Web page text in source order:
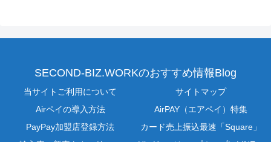
SECOND-BIZ.WORKのおすすめ情報Blog
当サイトご利用について
サイトマップ
Airペイの導入方法
AirPAY（エアペイ）特集
PayPay加盟店登録方法
カード売上振込最速「Square」